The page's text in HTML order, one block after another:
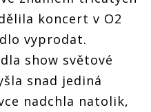
koncert v O2
vyprodat.
show světové
snad jediná
nadchla natolik,